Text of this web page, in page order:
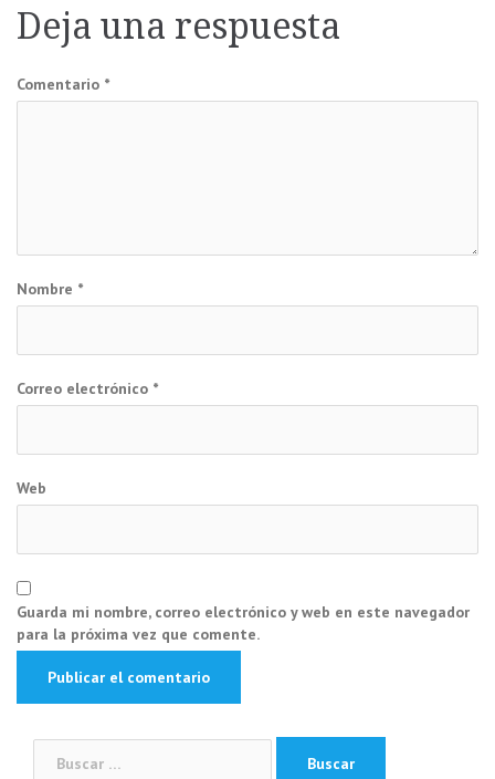
entradas
Deja una respuesta
Comentario *
Nombre *
Correo electrónico *
Web
Guarda mi nombre, correo electrónico y web en este navegador
para la próxima vez que comente.